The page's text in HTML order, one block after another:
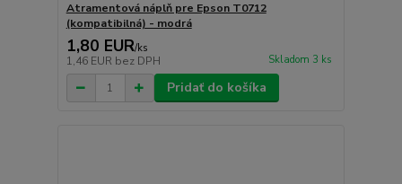
Atramentová náplň pre Epson T0712
(kompatibilná) - modrá
1,80 EUR/ks
1,46 EUR bez DPH Skladom 3 ks
Pridať do košíka